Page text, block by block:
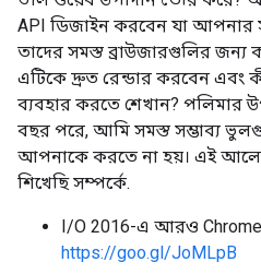
API ডিজাইন করবেন যা আপনার
তাদের সমস্ত ব্রাউজারগুলির
এটিকে দ্রুত রেন্ডার করবেন
ব্যবহার করতে শেখান? পলিমার
বছর পরে, আমি সমস্ত সম্ভাব্য
আপনাকে করতে না হয়। এই
শিখেছি সম্পর্কে.
I/O 2016-এ আরও
https://goo.gl/JoMLpB